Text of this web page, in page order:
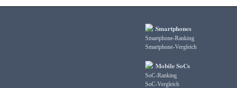
Smartphones
Smartphone-Ranking
Smartphone-Vergleich
Mobile SoCs
SoC-Ranking
SoC-Vergleich